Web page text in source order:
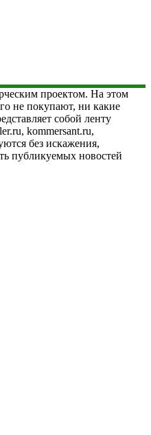
проектом. На этом
не покупают, ни какие
собой ленту
kommersant.ru,
без искажения,
публикуемых новостей